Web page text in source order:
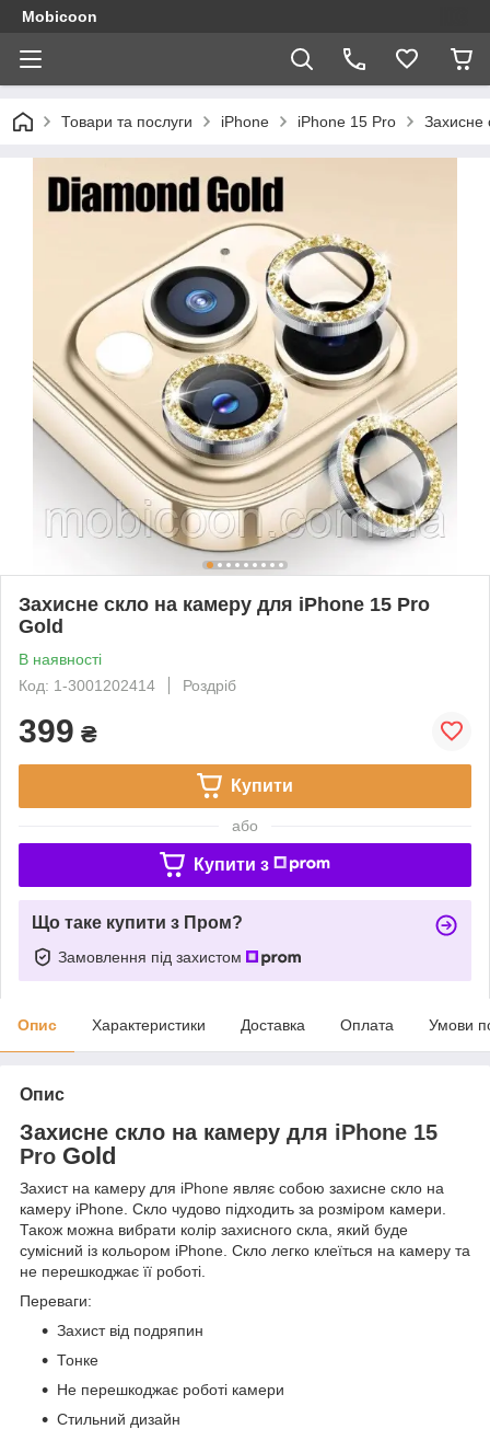
Mobicoon
Товари та послуги iPhone iPhone 15 Pro Захисне
Захисне скло на камеру для iPhone 15 Pro
Gold
В наявності
Код: 1-3001202414
Роздріб
399 ₴
Купити
або
Купити з
Що таке купити з Пром?
Замовлення під захистом
Опис Характеристики Доставка Оплата Умови
Опис
Захисне скло на камеру для iPhone 15
Pro Gold
Захист на камеру для iPhone являє собою захисне скло на
камеру iPhone. Скло чудово підходить за розміром камери.
Також можна вибрати колір захисного скла, який буде
сумісний із кольором iPhone. Скло легко клеїться на камеру та
не перешкоджає її роботі.
Переваги:
Захист від подряпин
Тонке
Не перешкоджає роботі камери
Стильний дизайн